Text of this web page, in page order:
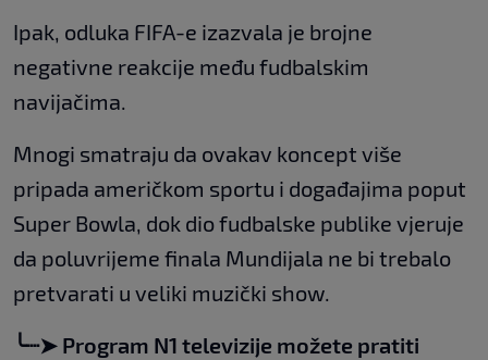
Ipak, odluka FIFA-e izazvala je brojne
negativne reakcije među fudbalskim
navijačima.
Mnogi smatraju da ovakav koncept više
pripada američkom sportu i događajima poput
Super Bowla, dok dio fudbalske publike vjeruje
da poluvrijeme finala Mundijala ne bi trebalo
pretvarati u veliki muzički show.
╰┈➤ Program N1 televizije možete pratiti